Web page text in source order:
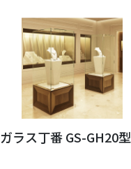
ガラス丁番 GS-GH20型